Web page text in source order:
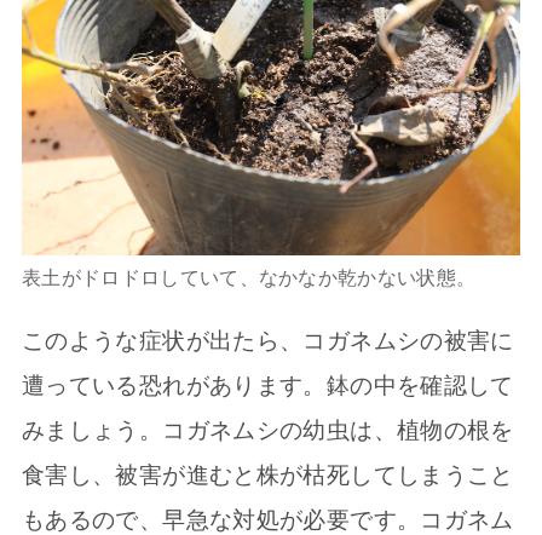
表土がドロドロしていて、なかなか乾かない状態。
このような症状が出たら、コガネムシの被害に
遭っている恐れがあります。鉢の中を確認して
みましょう。コガネムシの幼虫は、植物の根を
食害し、被害が進むと株が枯死してしまうこと
もあるので、早急な対処が必要です。コガネム